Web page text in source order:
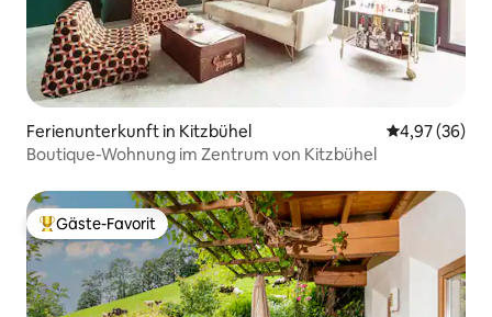
Ferienunterkunft in Kitzbühel
4,97 (36)
Boutique-Wohnung im Zentrum von Kitzbühel
Beliebter Gäste-Favorit.
Gäste-Favorit